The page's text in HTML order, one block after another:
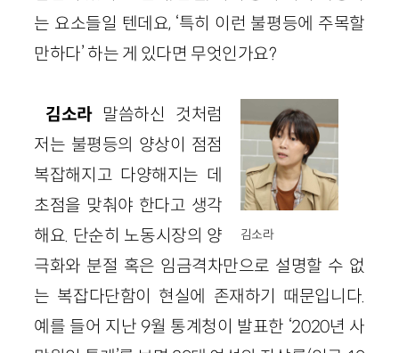
는 요소들일 텐데요, ‘특히 이런 불평등에 주목할
만하다’ 하는 게 있다면 무엇인가요?
김소라
김소라 말씀하신 것처럼
저는 불평등의 양상이 점점
복잡해지고 다양해지는 데
초점을 맞춰야 한다고 생각
해요. 단순히 노동시장의 양
극화와 분절 혹은 임금격차만으로 설명할 수 없
는 복잡다단함이 현실에 존재하기 때문입니다.
예를 들어 지난 9월 통계청이 발표한 ‘2020년 사